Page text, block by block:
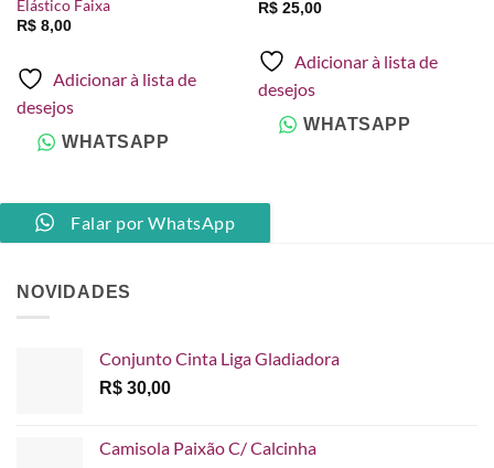
Elástico Faixa
R$8,00
Adicionar à lista de
desejos
WHATSAPP
R$25,00
Adicionar à lista de
desejos
WHATSAPP
Falar por WhatsApp
NOVIDADES
Conjunto Cinta Liga Gladiadora
R$ 30,00
Camisola Paixão C/ Calcinha